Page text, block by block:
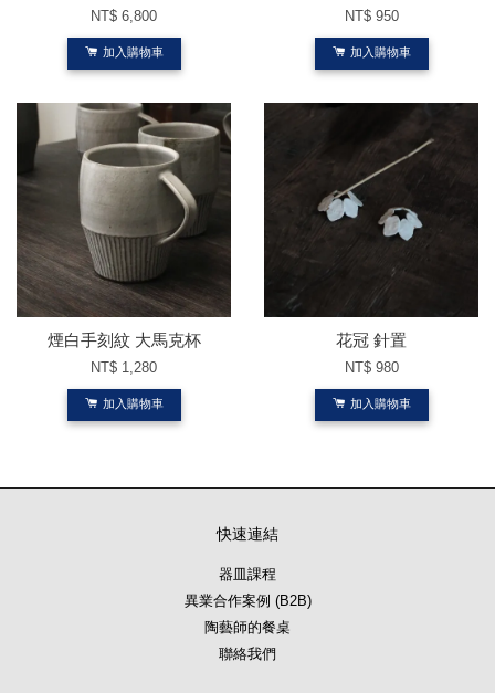
NT$ 6,800
加入購物車
NT$ 950
加入購物車
煙白手刻紋 大馬克杯
NT$ 1,280
加入購物車
花冠 針置
NT$ 980
加入購物車
快速連結
器皿課程
異業合作案例 (B2B)
陶藝師的餐桌
聯絡我們